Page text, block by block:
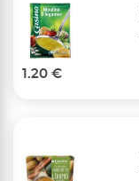
1.20 €